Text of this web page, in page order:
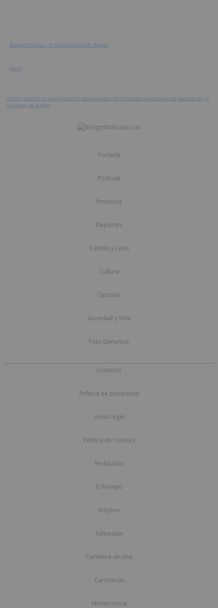
> BurgosNoticias - El diario digital de Burgos
> Local
>
Hacen público un manifiesto en desacuerdo con el cambio anunciado de puertas de la
Catedral de Burgos
Portada
Podcast
Provincia
Deportes
Castilla y León
Cultura
Opinión
Sociedad y Vida
Foto Denuncia
Contacto
Política de privacidad
Aviso legal
Política de cookies
Redacción
El Tiempo
Empleo
Televisión
Cartelera de cine
Carreteras
Hemeroteca